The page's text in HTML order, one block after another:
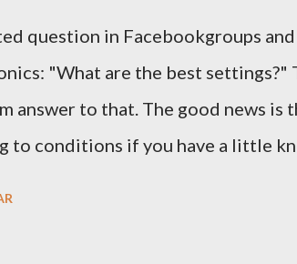
question in Facebookgroups
"What are the best settings?"
answer to that. The good news is
to conditions if you have a little